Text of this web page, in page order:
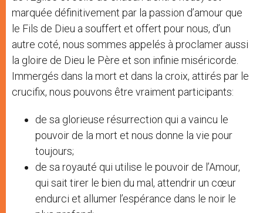
marquée définitivement par la passion d’amour que
le Fils de Dieu a souffert et offert pour nous, d’un
autre coté, nous sommes appelés à proclamer aussi
la gloire de Dieu le Père et son infinie miséricorde.
Immergés dans la mort et dans la croix, attirés par le
crucifix, nous pouvons être vraiment participants:
de sa glorieuse résurrection qui a vaincu le
pouvoir de la mort et nous donne la vie pour
toujours;
de sa royauté qui utilise le pouvoir de l’Amour,
qui sait tirer le bien du mal, attendrir un cœur
endurci et allumer l’espérance dans le noir le